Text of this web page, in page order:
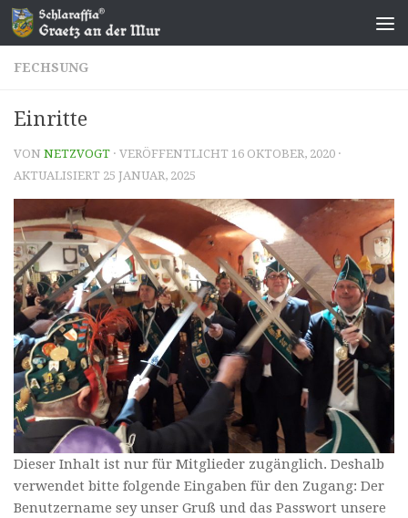
Zum Inhalt springen
FECHSUNG
Einritte
VON NETZVOGT · VERÖFFENTLICHT 16 OKTOBER, 2020 ·
AKTUALISIERT 25 JANUAR, 2025
Dieser Inhalt ist nur für Mitglieder zugänglich. Deshalb
verwendet bitte folgende Eingaben für den Zugang: Der
Benutzername sey unser Gruß und das Passwort unsere